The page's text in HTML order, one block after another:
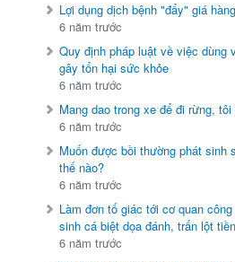
Lợi dụng dịch bệnh "đẩy" giá
6 năm trước
Quy định pháp luật về việc dùng
gây tổn hại sức khỏe
6 năm trước
Mang dao trong xe để đi rừng,
6 năm trước
Muốn được bồi thường phát sinh
thế nào?
6 năm trước
Làm đơn tố giác tới cơ quan
sinh cá biệt dọa đánh, trấn lột tiền
6 năm trước